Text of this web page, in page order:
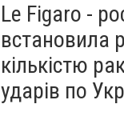
Le Figaro -
встановила
кількістю
ударів по